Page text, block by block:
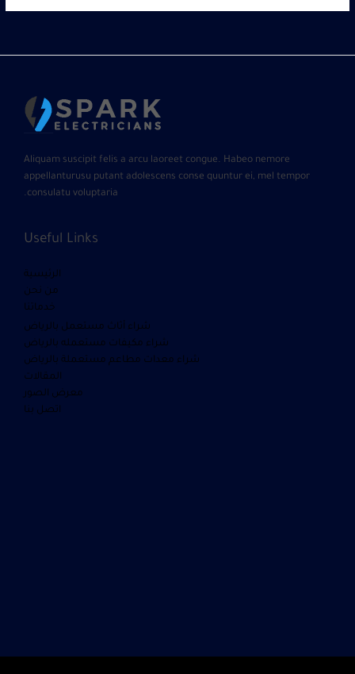
Aliquam suscipit felis a arcu laoreet congue. Habeo nemore
appellanturusu putant adolescens conse quuntur ei, mel tempor
consulatu voluptaria.
Useful Links
الرئيسية
من نحن
خدماتنا
شراء أثاث مستعمل بالرياض
شراء مكيفات مستعمله بالرياض
شراء معدات مطاعم مستعملة بالرياض
المقالات
معرض الصور
اتصل بنا